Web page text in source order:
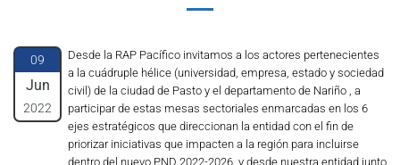
09
Jun
2022
Desde la RAP Pacífico invitamos a los actores pertenecientes
a la cuádruple hélice (universidad, empresa, estado y sociedad
civil) de la ciudad de Pasto y el departamento de Nariño , a
participar de estas mesas sectoriales enmarcadas en los 6
ejes estratégicos que direccionan la entidad con el fin de
priorizar iniciativas que impacten a la región para incluirse
dentro del nuevo PND 2022-2026, y desde nuestra entidad junto